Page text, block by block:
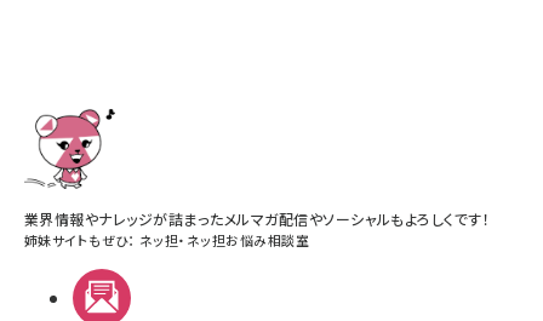
業界情報やナレッジが詰まったメルマガ配信やソーシャルもよろしくです！
姉妹サイトもぜひ： ネッ担・ ネッ担お悩み相談室